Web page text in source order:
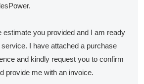
estimate you provided and I am ready
I have attached a purchase
and kindly request you to confirm
provide me with an invoice.